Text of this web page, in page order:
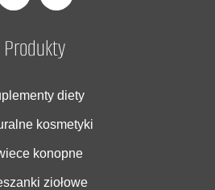
Produkty
diety
kosmetyki
konopne
ziołowe